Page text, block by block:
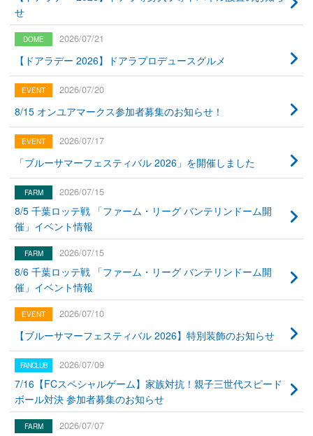
せ
2026/07/21
【ドアラデー 2026】ドアラプロデュースグルメ
2026/07/20
8/15 オンユアマークス参加者募集のお知らせ！
2026/07/17
「ブルーサマーフェスティバル 2026」を開催しました
2026/07/15
8/5 千葉ロッテ戦 「ファーム・リーグ バンテリンドーム開
催」イベント情報
2026/07/15
8/6 千葉ロッテ戦 「ファーム・リーグ バンテリンドーム開
催」イベント情報
2026/07/10
【ブルーサマーフェスティバル 2026】特別装飾のお知らせ
2026/07/09
7/16【FCスペシャルゲーム】家族対抗！親子三世代スピード
ボール対決 参加者募集のお知らせ
2026/07/07